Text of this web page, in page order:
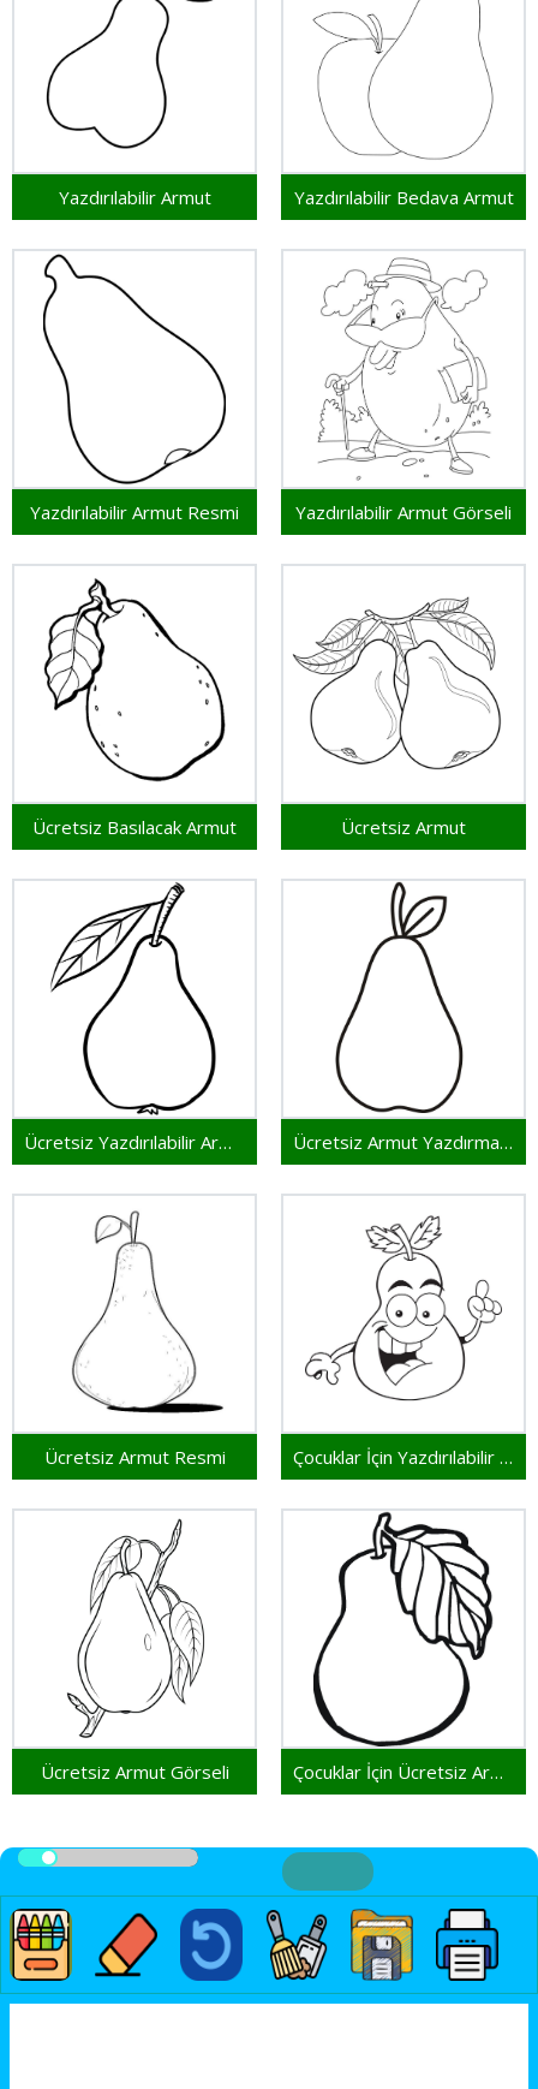
Yazdırılabilir Armut Yazdırılabilir Bedava Armut
Yazdırılabilir Armut Resmi Yazdırılabilir Armut Görseli
Ücretsiz Basılacak Armut Ücretsiz Armut
Ücretsiz Yazdırılabilir Armut Ücretsiz Armut Yazdırma Sayfası
Ücretsiz Armut Resmi Çocuklar İçin Yazdırılabilir Armut
Ücretsiz Armut Görseli Çocuklar İçin Ücretsiz Armut